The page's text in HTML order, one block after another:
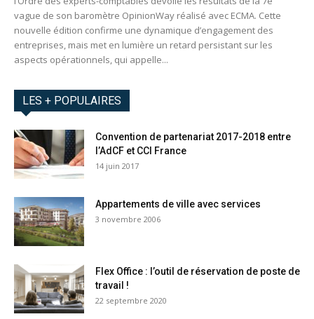
vague de son baromètre OpinionWay réalisé avec ECMA. Cette
nouvelle édition confirme une dynamique d’engagement des
entreprises, mais met en lumière un retard persistant sur les
aspects opérationnels, qui appelle...
LES + POPULAIRES
Convention de partenariat 2017-2018 entre
l’AdCF et CCI France
14 juin 2017
Appartements de ville avec services
3 novembre 2006
Flex Office : l’outil de réservation de poste de
travail !
22 septembre 2020